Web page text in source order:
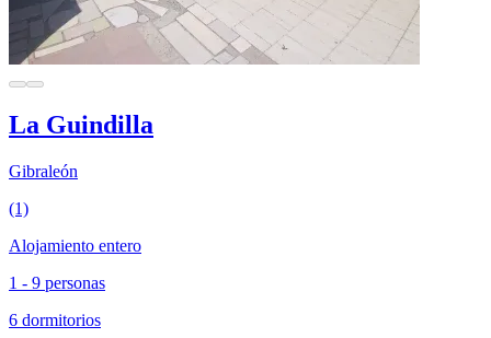
La Guindilla
Gibraleón
(1)
Alojamiento entero
1 - 9 personas
6 dormitorios